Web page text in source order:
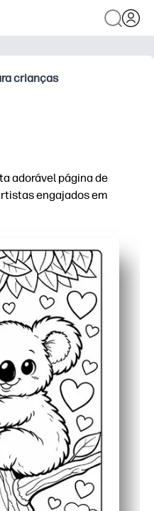
crianças
adorável página de
engajados em
finas, controle com
lugar — perfeito para
lápis de cor, marcadores